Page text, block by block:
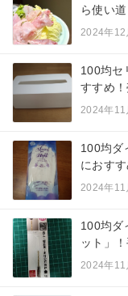
ら使い
2024年12
100均セ
すすめ
2024年11
100均ダ
におす
2024年11
100均ダ
ット」
2024年11